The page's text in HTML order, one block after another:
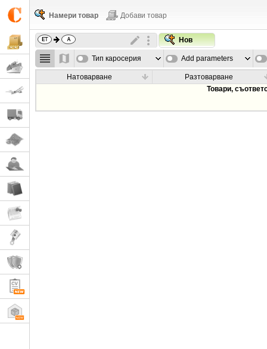
Намери товар Добави товар
Нов
Тип каросерия Add parameters
Натоварване
Разтоварване
Товари,